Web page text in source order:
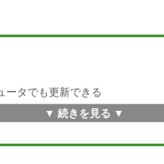
ータでも更新できる
編集が可能
直ぐに使える
▼ 続きを見る ▼